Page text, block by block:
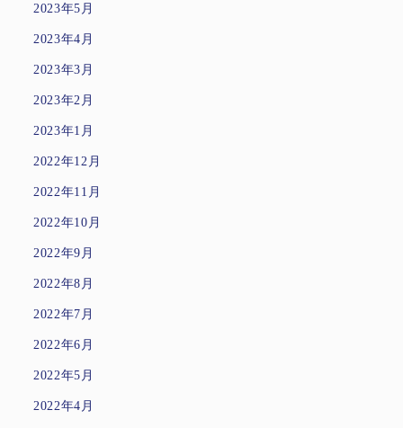
2023年5月
2023年4月
2023年3月
2023年2月
2023年1月
2022年12月
2022年11月
2022年10月
2022年9月
2022年8月
2022年7月
2022年6月
2022年5月
2022年4月